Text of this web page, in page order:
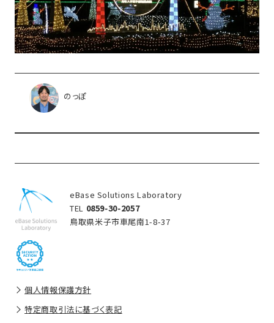
のっぽ
eBase Solutions Laboratory
TEL 0859-30-2057
鳥取県米子市車尾南1-8-37
個人情報保護方針
特定商取引法に基づく表記